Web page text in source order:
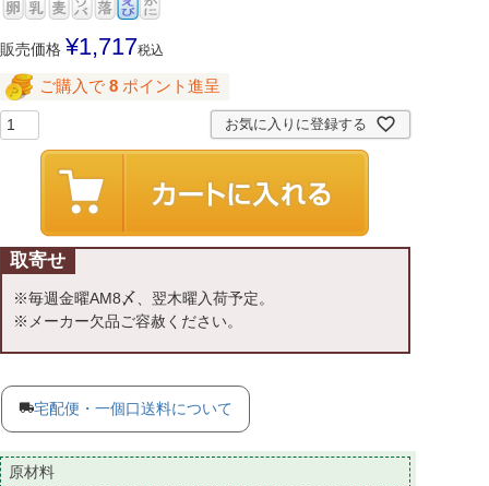
販売価格 ¥1,717税込
ご購入で 8 ポイント進呈
お気に入りに登録する
取寄せ
※毎週金曜AM8〆、翌木曜入荷予定。
※メーカー欠品ご容赦ください。
宅配便・一個口送料について
原材料